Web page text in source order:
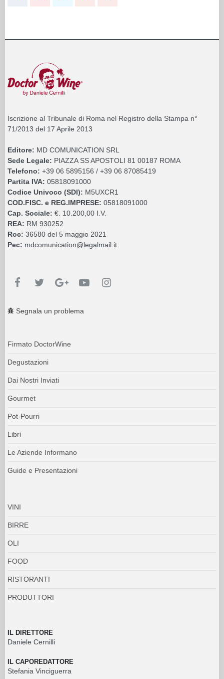
Iscrizione al Tribunale di Roma nel Registro della Stampa n°
71/2013 del 17 Aprile 2013
Editore: MD COMUNICATION SRL
Sede Legale: PIAZZA SS APOSTOLI 81 00187 ROMA
Telefono: +39 06 5895156 / +39 06 87085419
Partita IVA: 05818091000
Codice Univoco (SDI): M5UXCR1
COD.FISC. e REG.IMPRESE: 05818091000
Cap. Sociale: €. 10.200,00 I.V.
REA: RM 930252
Roc: 36580 del 5 maggio 2021
Pec: mdcomunication@legalmail.it
Segnala un problema
Firmato DoctorWine
Degustazioni
Dai Nostri Inviati
Gourmet
Pot-Pourri
Libri
Le Aziende Informano
Guide e Presentazioni
VINI
BIRRE
OLI
FOOD
RISTORANTI
PRODUTTORI
IL DIRETTORE
Daniele Cernilli
IL CAPOREDATTORE
Stefania Vinciguerra